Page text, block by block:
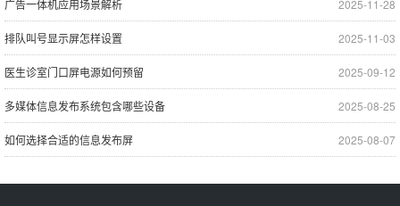
2025-11-28
广告一体机应用场景解析
2025-11-03
排队叫号显示屏怎样设置
2025-09-12
医生诊室门口屏电源如何预留
2025-08-25
多媒体信息发布系统包含哪些设备
2025-08-07
如何选择合适的信息发布屏